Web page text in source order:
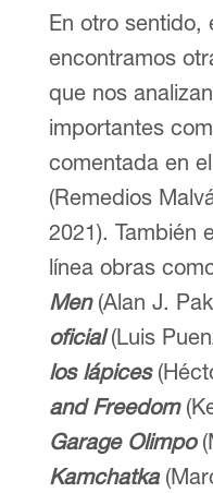
En otro sentido,
encontramos
que nos
importantes
comentada en
(Remedios
2021). También
línea obras
Men(Alan J.
oficial(Luis
los lápices
and Freedom
Garage Olimpo
Kamchatka